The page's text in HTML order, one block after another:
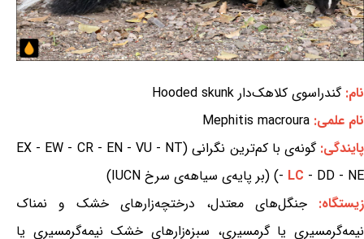
نام:گندراسوی کلاهک‌دار Hooded skunk
نام علمی: Mephitis macroura
پایندگی:
گونه‌ی با کم‌ترین نگرانی (EX - EW - CR - EN - VU - NT
- LC - DD - NE) (بر پایه‌ی سیاهه‌ی سرخ IUCN)
زیستگاه: جنگل‌های معتدل، درختچه‌زارهای خشک و نمناک
نیمه‌گرمسیری یا گرمسیری، سبزه‌زارهای خشک نیمه‌گرمسیری یا